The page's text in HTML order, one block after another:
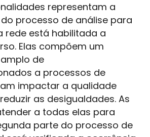
representam a
processo de análise para
rede está habilitada a
Elas compõem um
de
a processos de
impactar a qualidade
as desigualdades. As
a todas elas para
parte do processo de